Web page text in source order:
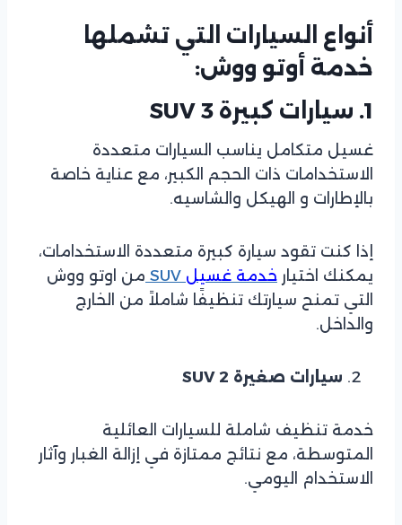
أنواع السيارات التي تشملها
خدمة أوتو ووش:
1. سيارات كبيرة SUV 3
غسيل متكامل يناسب السيارات متعددة
الاستخدامات ذات الحجم الكبير، مع عناية خاصة
بالإطارات و الهيكل والشاسيه.
إذا كنت تقود سيارة كبيرة متعددة الاستخدامات،
يمكنك اختيار خدمة غسيل
من اوتو ووش
التي تمنح سيارتك تنظيفًا شاملاً من الخارج
والداخل.
سيارات صغيرة SUV 2
خدمة تنظيف شاملة للسيارات العائلية
المتوسطة، مع نتائج ممتازة في إزالة الغبار وآثار
الاستخدام اليومي.